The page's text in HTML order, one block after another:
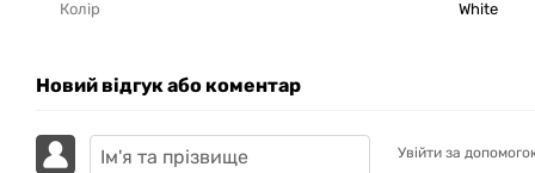
Колір White
Новий відгук або коментар
Увійти за